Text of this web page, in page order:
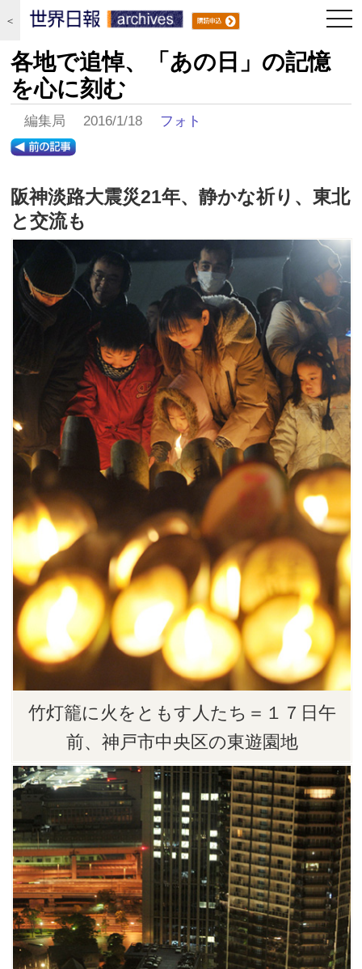
＜
各地で追悼、「あの日」の記憶
を心に刻む
編集局 2016/1/18 フォト
阪神淡路大震災21年、静かな祈り、東北
と交流も
竹灯籠に火をともす人たち＝１７日午
前、神戸市中央区の東遊園地